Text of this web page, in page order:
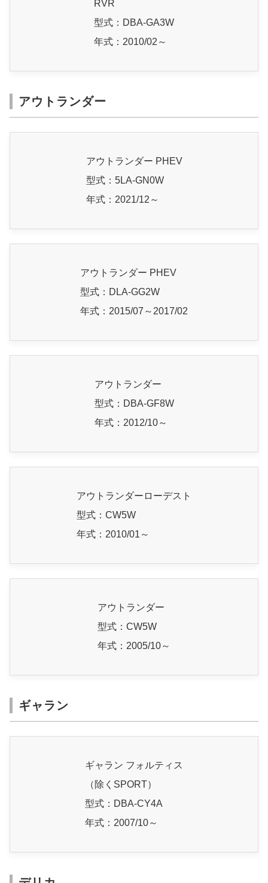
RVR
型式：DBA-GA3W
年式：2010/02～
アウトランダー
アウトランダー PHEV
型式：5LA-GN0W
年式：2021/12～
アウトランダー PHEV
型式：DLA-GG2W
年式：2015/07～2017/02
アウトランダー
型式：DBA-GF8W
年式：2012/10～
アウトランダーローデスト
型式：CW5W
年式：2010/01～
アウトランダー
型式：CW5W
年式：2005/10～
ギャラン
ギャラン フォルティス
（除くSPORT）
型式：DBA-CY4A
年式：2007/10～